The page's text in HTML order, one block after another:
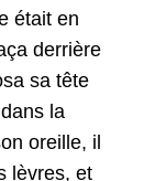
était en
der­rière
sa tête
la
oreille, il
lèvres, et